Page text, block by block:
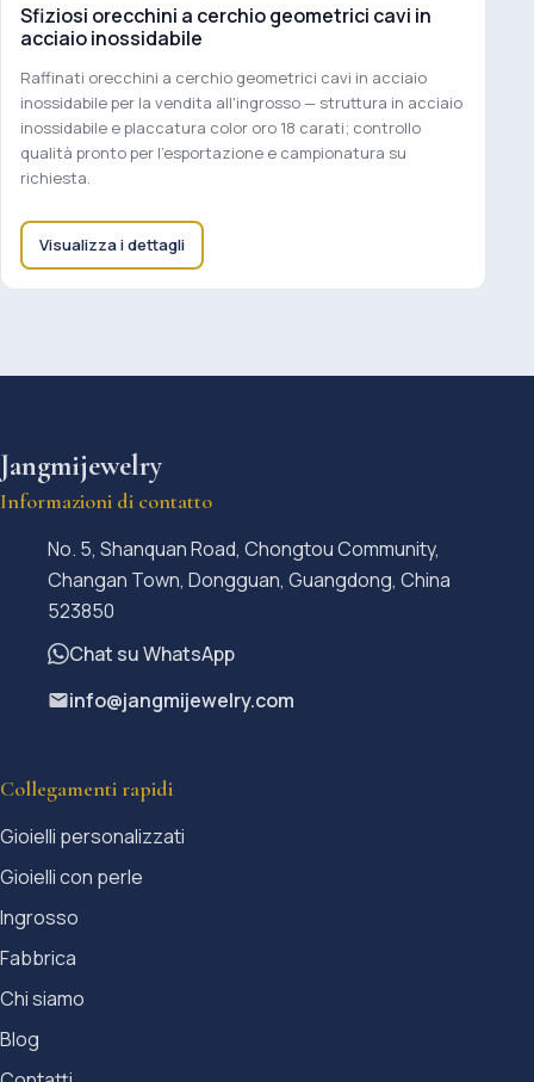
Sfiziosi orecchini a cerchio geometrici cavi in
acciaio inossidabile
Raffinati orecchini a cerchio geometrici cavi in acciaio
inossidabile per la vendita all'ingrosso — struttura in acciaio
inossidabile e placcatura color oro 18 carati; controllo
qualità pronto per l'esportazione e campionatura su
richiesta.
Visualizza i dettagli
Jangmijewelry
Informazioni di contatto
No. 5, Shanquan Road, Chongtou Community,
Changan Town, Dongguan, Guangdong, China
523850
Chat su WhatsApp
info@jangmijewelry.com
Collegamenti rapidi
Gioielli personalizzati
Gioielli con perle
Ingrosso
Fabbrica
Chi siamo
Blog